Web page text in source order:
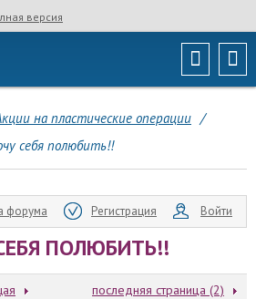
версия
на пластические операции /
себя полюбить!!
форума Регистрация Войти
ПОЛЮБИТЬ!!
последняя страница (2)